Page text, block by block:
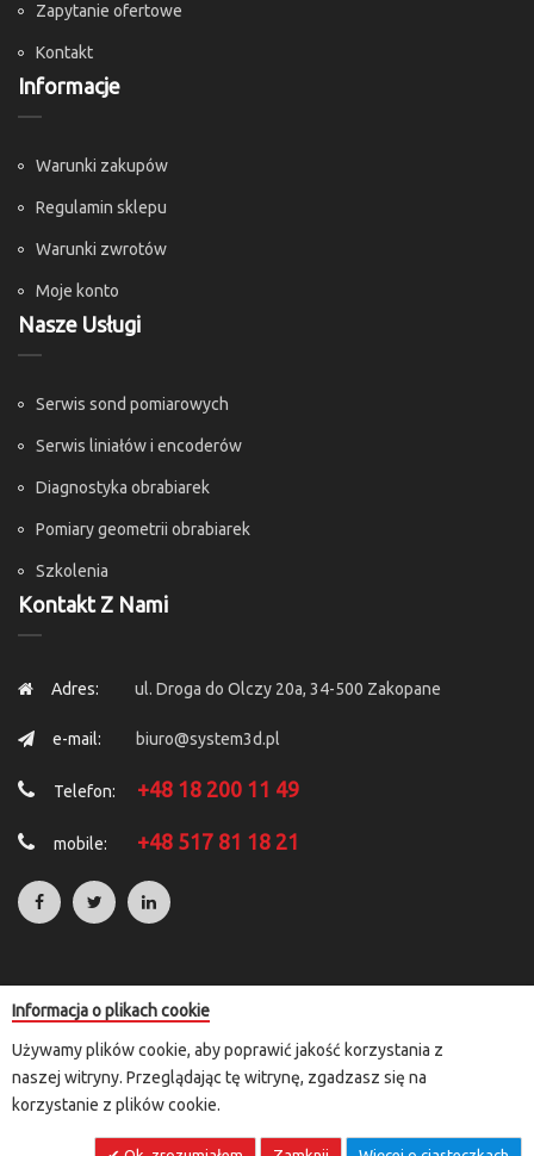
Zapytanie ofertowe
Kontakt
Informacje
Warunki zakupów
Regulamin sklepu
Warunki zwrotów
Moje konto
Nasze Usługi
Serwis sond pomiarowych
Serwis liniałów i encoderów
Diagnostyka obrabiarek
Pomiary geometrii obrabiarek
Szkolenia
Kontakt Z Nami
Adres: ul. Droga do Olczy 20a, 34-500 Zakopane
e-mail: biuro@system3d.pl
Telefon: +48 18 200 11 49
mobile: +48 517 81 18 21
Rozliczenia transakcji kartą płatniczą i e-przelewem przeprowadzane
są za pośrednictwem przelewy24.pl lub paypal
Informacja o plikach cookie
Używamy plików cookie, aby poprawić jakość korzystania z
naszej witryny. Przeglądając tę witrynę, zgadzasz się na
korzystanie z plików cookie.